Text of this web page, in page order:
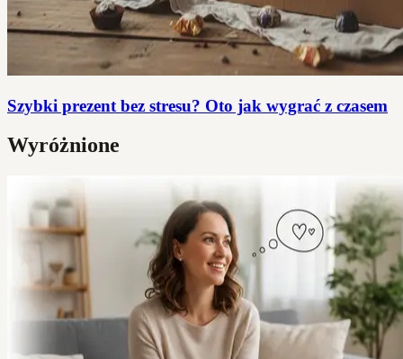
Szybki prezent bez stresu? Oto jak wygrać z czasem
Wyróżnione